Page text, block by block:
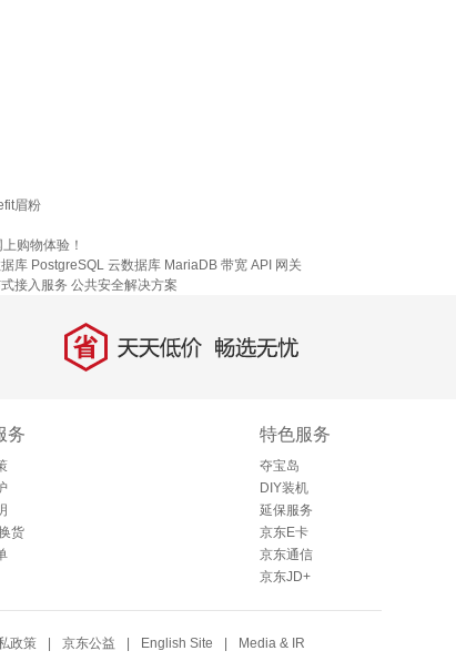
眉粉
购物体验！
库 PostgreSQL 云数据库 MariaDB 带宽 API 网关
接入服务 公共安全解决方案
省 天天低价，畅选无忧
务
货
特色服务
夺宝岛
DIY装机
延保服务
京东E卡
京东通信
京东JD+
政策 京东公益 English Site Media & IR